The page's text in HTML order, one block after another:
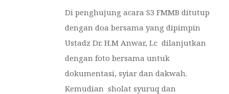
Di penghujung acara S3 FMMB ditutup
dengan doa bersama yang dipimpin
Ustadz Dr. H.M Anwar, Lc dilanjutkan
dengan foto bersama untuk
dokumentasi, syiar dan dakwah.
Kemudian sholat syuruq dan